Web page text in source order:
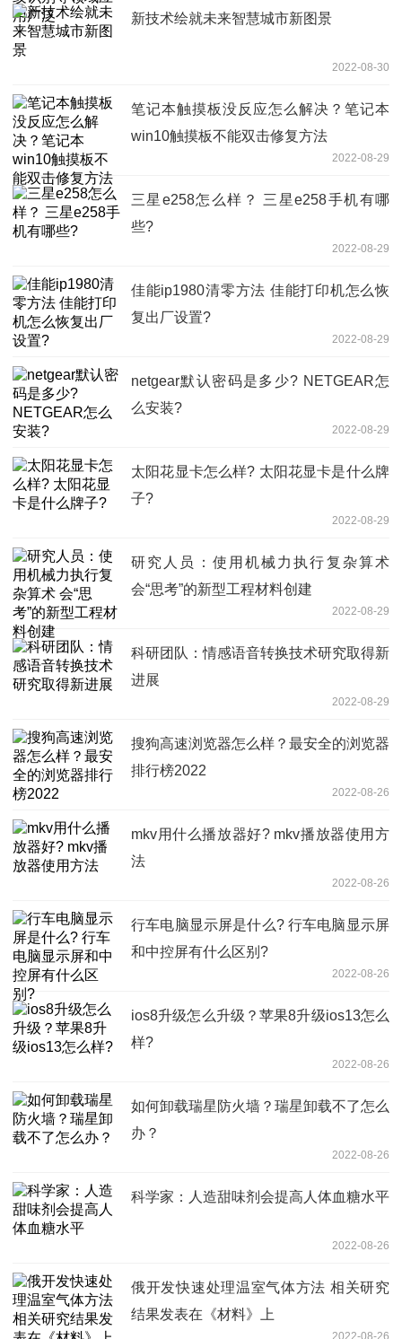
新技术绘就未来智慧城市新图景
2022-08-30
笔记本触摸板没反应怎么解决？笔记本
win10触摸板不能双击修复方法
2022-08-29
三星e258怎么样？ 三星e258手机有哪
些?
2022-08-29
佳能ip1980清零方法 佳能打印机怎么恢
复出厂设置?
2022-08-29
netgear默认密码是多少? NETGEAR怎
么安装?
2022-08-29
太阳花显卡怎么样? 太阳花显卡是什么牌
子?
2022-08-29
研究人员：使用机械力执行复杂算术
会“思考”的新型工程材料创建
2022-08-29
科研团队：情感语音转换技术研究取得新
进展
2022-08-29
搜狗高速浏览器怎么样？最安全的浏览器
排行榜2022
2022-08-26
mkv用什么播放器好? mkv播放器使用方
法
2022-08-26
行车电脑显示屏是什么? 行车电脑显示屏
和中控屏有什么区别?
2022-08-26
ios8升级怎么升级？苹果8升级ios13怎么
样?
2022-08-26
如何卸载瑞星防火墙？瑞星卸载不了怎么
办？
2022-08-26
科学家：人造甜味剂会提高人体血糖水平
2022-08-26
俄开发快速处理温室气体方法 相关研究
结果发表在《材料》上
2022-08-26